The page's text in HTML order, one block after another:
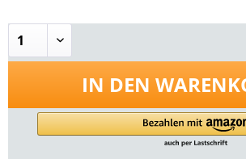
IN DEN